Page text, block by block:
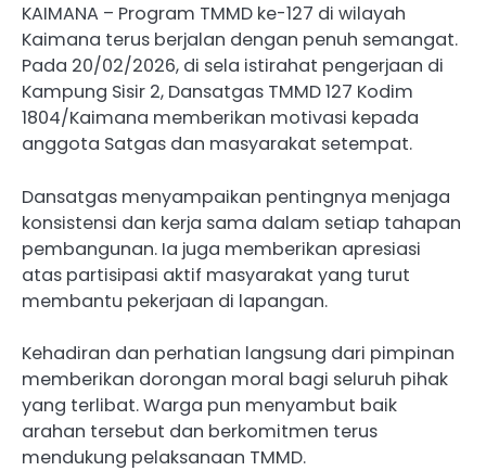
KAIMANA – Program TMMD ke-127 di wilayah
Kaimana terus berjalan dengan penuh semangat.
Pada 20/02/2026, di sela istirahat pengerjaan di
Kampung Sisir 2, Dansatgas TMMD 127 Kodim
1804/Kaimana memberikan motivasi kepada
anggota Satgas dan masyarakat setempat.
Dansatgas menyampaikan pentingnya menjaga
konsistensi dan kerja sama dalam setiap tahapan
pembangunan. Ia juga memberikan apresiasi
atas partisipasi aktif masyarakat yang turut
membantu pekerjaan di lapangan.
Kehadiran dan perhatian langsung dari pimpinan
memberikan dorongan moral bagi seluruh pihak
yang terlibat. Warga pun menyambut baik
arahan tersebut dan berkomitmen terus
mendukung pelaksanaan TMMD.